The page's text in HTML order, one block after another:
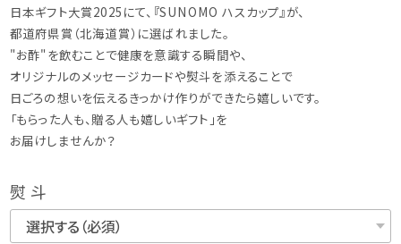
日本ギフト大賞2025にて、『SUNOMO ハスカップ』が、
都道府県賞（北海道賞）に選ばれました。
"お酢"を飲むことで健康を意識する瞬間や、
オリジナルのメッセージカードや熨斗を添えることで
日ごろの想いを伝えるきっかけ作りができたら嬉しいです。
「もらった人も、贈る人も嬉しいギフト」を
お届けしませんか？
熨斗